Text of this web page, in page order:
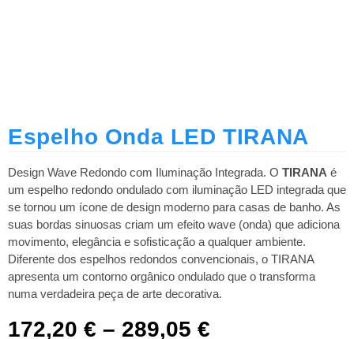
Espelho Onda LED TIRANA
Design Wave Redondo com Iluminação Integrada. O TIRANA é
um espelho redondo ondulado com iluminação LED integrada que
se tornou um ícone de design moderno para casas de banho. As
suas bordas sinuosas criam um efeito wave (onda) que adiciona
movimento, elegância e sofisticação a qualquer ambiente.
Diferente dos espelhos redondos convencionais, o TIRANA
apresenta um contorno orgânico ondulado que o transforma
numa verdadeira peça de arte decorativa.​
172,20 € – 289,05 €